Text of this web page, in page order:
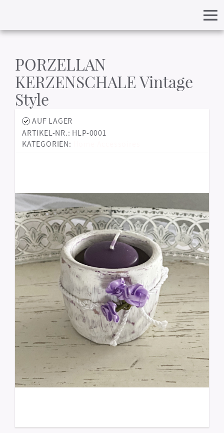
PORZELLAN
KERZENSCHALE Vintage
Style
AUF LAGER
ARTIKEL-NR.: HLP-0001
KATEGORIEN: